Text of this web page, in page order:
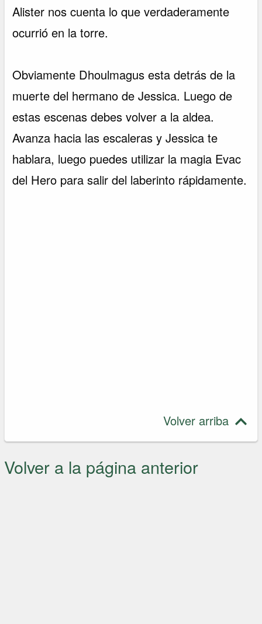
Alister nos cuenta lo que verdaderamente
ocurrió en la torre.
Obviamente Dhoulmagus esta detrás de la
muerte del hermano de Jessica. Luego de
estas escenas debes volver a la aldea.
Avanza hacia las escaleras y Jessica te
hablara, luego puedes utilizar la magia Evac
del Hero para salir del laberinto rápidamente.
Volver arriba
Volver a la página anterior